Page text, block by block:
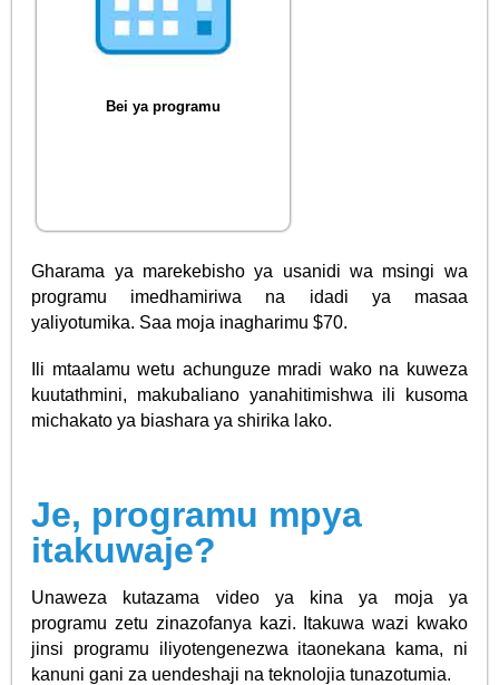
Bei ya programu
Gharama ya marekebisho ya usanidi wa msingi wa
programu imedhamiriwa na idadi ya masaa
yaliyotumika. Saa moja inagharimu $70.
Ili mtaalamu wetu achunguze mradi wako na kuweza
kuutathmini, makubaliano yanahitimishwa ili kusoma
michakato ya biashara ya shirika lako.
Je, programu mpya
itakuwaje?
Unaweza kutazama video ya kina ya moja ya
programu zetu zinazofanya kazi. Itakuwa wazi kwako
jinsi programu iliyotengenezwa itaonekana kama, ni
kanuni gani za uendeshaji na teknolojia tunazotumia.